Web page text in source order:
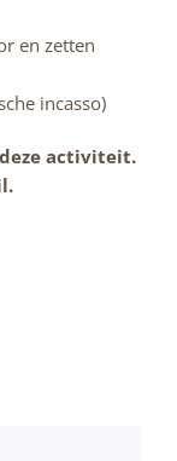
en zetten
incasso)
activiteit.